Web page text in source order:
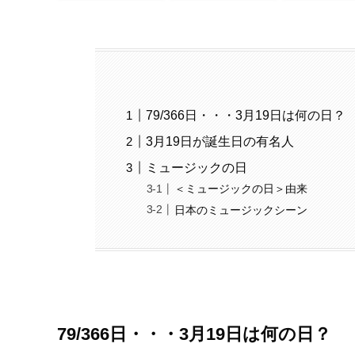
79/366日・・・3月19日は何の日？
3月19日が誕生日の有名人
ミュージックの日
＜ミュージックの日＞由来
日本のミュージックシーン
79/366日・・・3月19日は何の日？